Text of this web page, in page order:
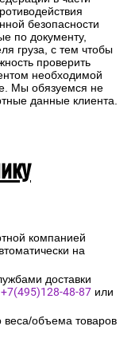
безопасности
по документу,
груза, с тем чтобы
проверить
необходимой
Мы обязуемся не
данные клиента.
компанией
на
доставки
+7(495)128-48-87 или
веса/объема товаров